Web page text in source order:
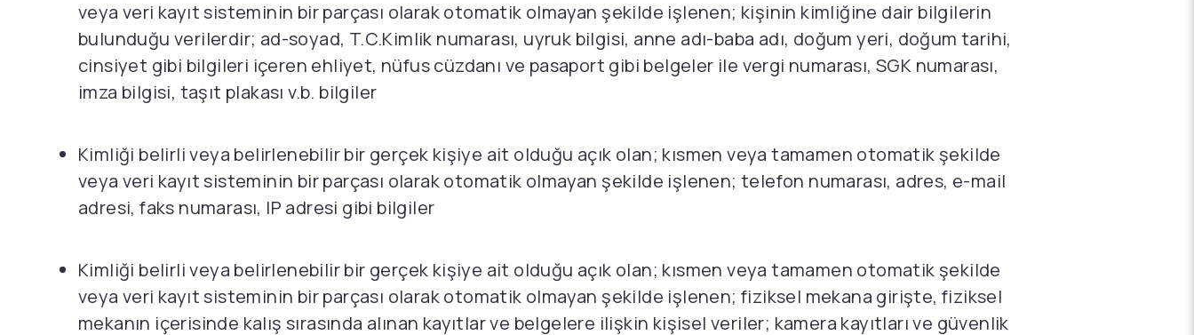
veya veri kayıt sisteminin bir parçası olarak otomatik olmayan şekilde işlenen; kişinin kimliğine dair bilgilerin
bulunduğu verilerdir; ad-soyad, T.C.Kimlik numarası, uyruk bilgisi, anne adı-baba adı, doğum yeri, doğum tarihi,
cinsiyet gibi bilgileri içeren ehliyet, nüfus cüzdanı ve pasaport gibi belgeler ile vergi numarası, SGK numarası,
imza bilgisi, taşıt plakası v.b. bilgiler
Kimliği belirli veya belirlenebilir bir gerçek kişiye ait olduğu açık olan; kısmen veya tamamen otomatik şekilde
veya veri kayıt sisteminin bir parçası olarak otomatik olmayan şekilde işlenen; telefon numarası, adres, e-mail
adresi, faks numarası, IP adresi gibi bilgiler
Kimliği belirli veya belirlenebilir bir gerçek kişiye ait olduğu açık olan; kısmen veya tamamen otomatik şekilde
veya veri kayıt sisteminin bir parçası olarak otomatik olmayan şekilde işlenen; fiziksel mekana girişte, fiziksel
mekanın içerisinde kalış sırasında alınan kayıtlar ve belgelere ilişkin kişisel veriler; kamera kayıtları ve güvenlik